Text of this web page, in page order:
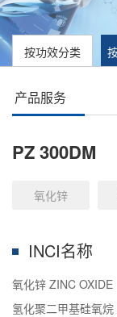
按功效分类
产品服务
PZ 300DM
氧化锌
INCI名称
氧化锌 ZINC OXIDE
氢化聚二甲基硅氧